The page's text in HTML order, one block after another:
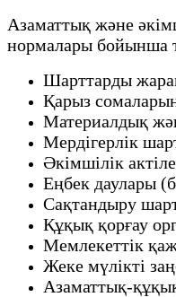
Азаматтық және
нормалары бойынша
Шарттарды
Қарыз
Материалдық
Мердігерлік
Әкімшілік
Еңбек даулары
Сақтандыру
Құқық қорғау
Мемлекеттік
Жеке мүлікті
Азаматтық-